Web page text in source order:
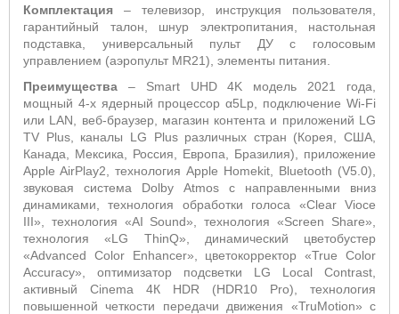
Комплектация – телевизор, инструкция пользователя,
гарантийный талон, шнур электропитания, настольная
подставка, универсальный пульт ДУ с голосовым
управлением (аэропульт MR21), элементы питания.
Преимущества – Smart UHD 4K модель 2021 года,
мощный 4-х ядерный процессор α5Lp, подключение Wi-Fi
или LAN, веб-браузер, магазин контента и приложений LG
TV Plus, каналы LG Plus различных стран (Корея, США,
Канада, Мексика, Россия, Европа, Бразилия), приложение
Apple AirPlay2, технология Apple Homekit, Bluetooth (V5.0),
звуковая система Dolby Atmos с направленными вниз
динамиками, технология обработки голоса «Clear Vioce
III», технология «AI Sound», технология «Screen Share»,
технология «LG ThinQ», динамический цветобустер
«Advanced Color Enhancer», цветокорректор «True Color
Accuracy», оптимизатор подсветки LG Local Contrast,
активный Cinema 4К HDR (HDR10 Pro), технология
повышенной четкости передачи движения «TruMotion» с